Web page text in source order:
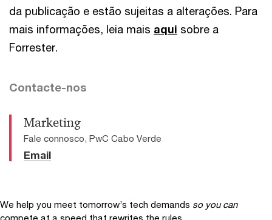
da publicação e estão sujeitas a alterações. Para
mais informações, leia mais aqui sobre a
Forrester.
Contacte-nos
Marketing
Fale connosco, PwC Cabo Verde
Email
We help you meet tomorrow’s tech demands so you can
compete at a speed that rewrites the rules